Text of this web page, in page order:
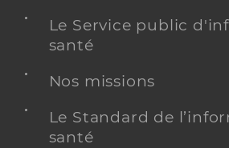
Le Service public
santé
Nos missions
Le Standard de
santé